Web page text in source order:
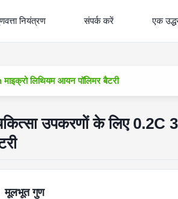
नियंत्रण संपर्क करें एक
लिथियम आयन पॉलिमर बैटरी
उपकरणों के लिए 0.2C
मूलभूत गुण